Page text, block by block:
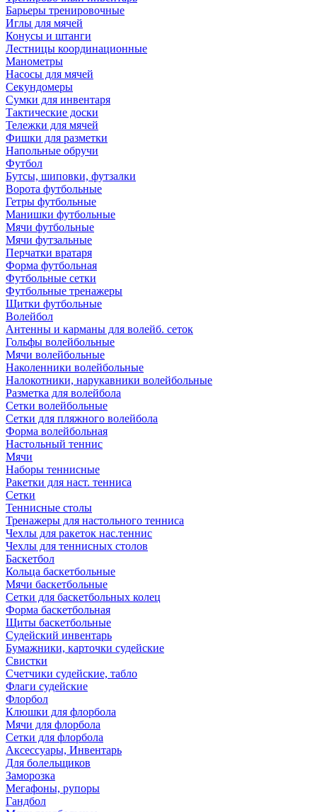
Барьеры тренировочные
Иглы для мячей
Конусы и штанги
Лестницы координационные
Манометры
Насосы для мячей
Секундомеры
Сумки для инвентаря
Тактические доски
Тележки для мячей
Фишки для разметки
Напольные обручи
Футбол
Бутсы, шиповки, футзалки
Ворота футбольные
Гетры футбольные
Манишки футбольные
Мячи футбольные
Мячи футзальные
Перчатки вратаря
Форма футбольная
Футбольные сетки
Футбольные тренажеры
Щитки футбольные
Волейбол
Антенны и карманы для волейб. сеток
Гольфы волейбольные
Мячи волейбольные
Наколенники волейбольные
Налокотники, нарукавники волейбольные
Разметка для волейбола
Сетки волейбольные
Сетки для пляжного волейбола
Форма волейбольная
Настольный теннис
Мячи
Наборы теннисные
Ракетки для наст. тенниса
Сетки
Теннисные столы
Тренажеры для настольного тенниса
Чехлы для ракеток нас.теннис
Чехлы для теннисных столов
Баскетбол
Кольца баскетбольные
Мячи баскетбольные
Сетки для баскетбольных колец
Форма баскетбольная
Щиты баскетбольные
Судейский инвентарь
Бумажники, карточки судейские
Свистки
Счетчики судейские, табло
Флаги судейские
Флорбол
Клюшки для флорбола
Мячи для флорбола
Сетки для флорбола
Аксессуары, Инвентарь
Для болельщиков
Заморозка
Мегафоны, рупоры
Гандбол